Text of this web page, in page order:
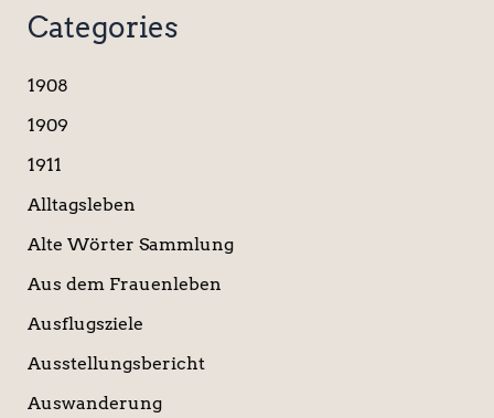
c
h
n
a
h
Categories
1908
1909
1911
Alltagsleben
Alte Wörter Sammlung
Aus dem Frauenleben
Ausflugsziele
Ausstellungsbericht
Auswanderung